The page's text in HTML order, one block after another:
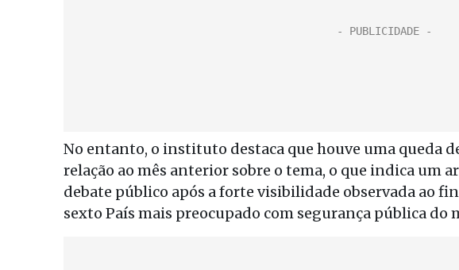
No entanto, o instituto destaca que houve uma queda
relação ao mês anterior sobre o tema, o que indica um
debate público após a forte visibilidade observada ao
sexto País mais preocupado com segurança pública do